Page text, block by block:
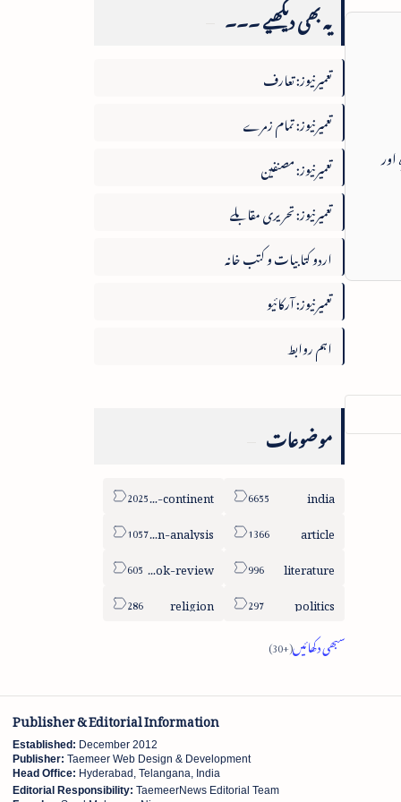
یہ بھی دیکھیے ۔۔۔
تعمیرنیوز: تعارف
تعمیرنیوز: تمام زمرے
تعمیرنیوز: مصنفین
تعمیرنیوز: تحریری مقابلے
اردو کتابیات و کتب خانہ
تعمیرنیوز: آرکائیو
اہم روابط
موضوعات
india
sub-continent
article
column-analysis
literature
book-review
politics
religion
Publisher & Editorial Information
Established: December 2012
Publisher: Taemeer Web Design & Development
Head Office: Hyderabad, Telangana, India
Editorial Responsibility: TaemeerNews Editorial Team